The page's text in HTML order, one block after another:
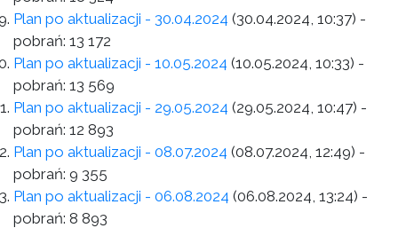
Plan po aktualizacji - 30.04.2024 (30.04.2024, 10:37) -
pobrań: 13 172
Plan po aktualizacji - 10.05.2024 (10.05.2024, 10:33) -
pobrań: 13 569
Plan po aktualizacji - 29.05.2024 (29.05.2024, 10:47) -
pobrań: 12 893
Plan po aktualizacji - 08.07.2024 (08.07.2024, 12:49) -
pobrań: 9 355
Plan po aktualizacji - 06.08.2024 (06.08.2024, 13:24) -
pobrań: 8 893